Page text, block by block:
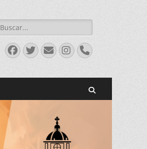
Buscar:
Facebook
Twitter
Correo
electrónico
Instagram
Teléfono